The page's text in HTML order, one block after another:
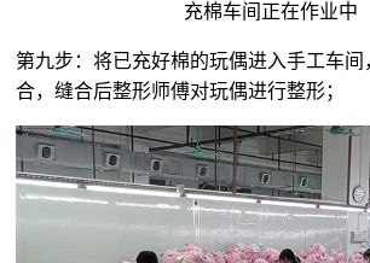
充棉车间正在作业中
第九步：将已充好棉的玩偶进入手工车
合，缝合后整形师傅对玩偶进行整形；